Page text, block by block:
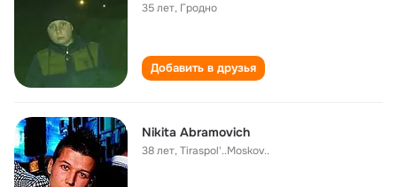
35 лет, Гродно
Добавить в друзья
Nikita Abramovich
38 лет,Tiraspol'..Moskov..